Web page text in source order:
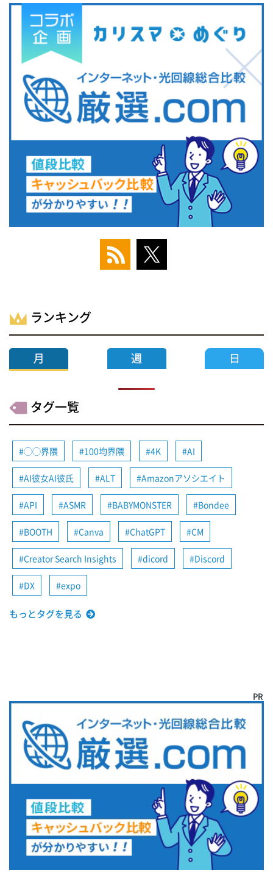
ランキング
タグ一覧
◯◯界隈 100均界隈 4K AI
AI彼女AI彼氏 ALT Amazonアソシエイト
API ASMR BABYMONSTER Bondee
BOOTH Canva ChatGPT CM
Creator Search Insights dicord Discord
DX expo
もっとタグを見る
PR